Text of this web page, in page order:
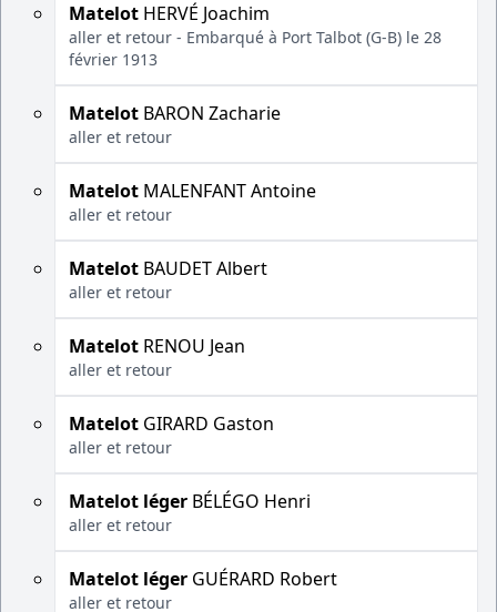
Matelot HERVÉ Joachim
aller et retour - Embarqué à Port Talbot (G-B) le 28
février 1913
Matelot BARON Zacharie
aller et retour
Matelot MALENFANT Antoine
aller et retour
Matelot BAUDET Albert
aller et retour
Matelot RENOU Jean
aller et retour
Matelot GIRARD Gaston
aller et retour
Matelot léger BÉLÉGO Henri
aller et retour
Matelot léger GUÉRARD Robert
aller et retour